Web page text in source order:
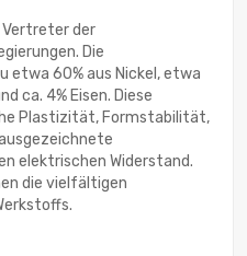
der
Die
60% aus Nickel, etwa
ca. 4% Eisen. Diese
Plastizität, Formstabilität,
elektrischen Widerstand.
die vielfältigen